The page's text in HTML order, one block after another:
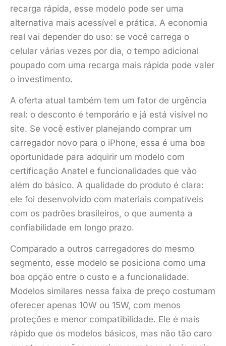
recarga rápida, esse modelo pode ser uma
alternativa mais acessível e prática. A economia
real vai depender do uso: se você carrega o
celular várias vezes por dia, o tempo adicional
poupado com uma recarga mais rápida pode valer
o investimento.
A oferta atual também tem um fator de urgência
real: o desconto é temporário e já está visível no
site. Se você estiver planejando comprar um
carregador novo para o iPhone, essa é uma boa
oportunidade para adquirir um modelo com
certificação Anatel e funcionalidades que vão
além do básico. A qualidade do produto é clara:
ele foi desenvolvido com materiais compatíveis
com os padrões brasileiros, o que aumenta a
confiabilidade em longo prazo.
Comparado a outros carregadores do mesmo
segmento, esse modelo se posiciona como uma
boa opção entre o custo e a funcionalidade.
Modelos similares nessa faixa de preço costumam
oferecer apenas 10W ou 15W, com menos
proteções e menor compatibilidade. Ele é mais
rápido que os modelos básicos, mas não tão caro